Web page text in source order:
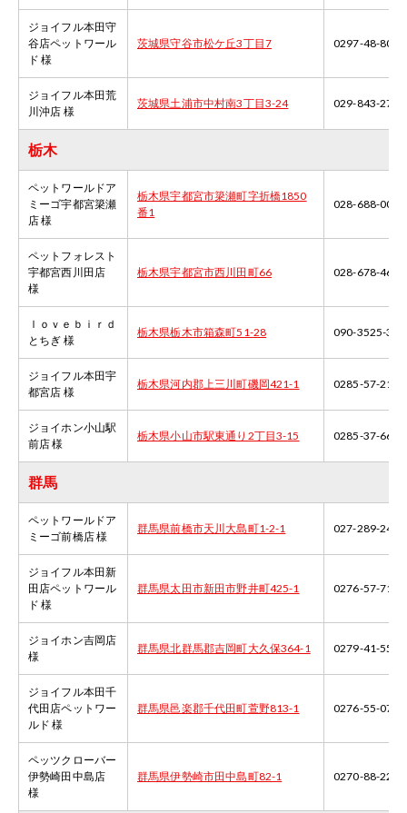
ジョイフル本田守
谷店ペットワール
ド 様
茨城県守谷市松ケ丘3丁目7 0297-48-8020
ジョイフル本田荒
川沖店 様
茨城県土浦市中村南3丁目3-24 029-843-2789
栃木
ペットワールドア
ミーゴ宇都宮簗瀬
店 様
栃木県宇都宮市簗瀬町字折橋1850
番1
028-688-0026
ペットフォレスト
宇都宮西川田店
様
栃木県宇都宮市西川田町66 028-678-4661
ｌｏｖｅｂｉｒｄ
とちぎ 様
栃木県栃木市箱森町51-28 090-3525-
ジョイフル本田宇
都宮店 様
栃木県河内郡上三川町磯岡421-1 0285-57-2111
ジョイホン小山駅
前店 様
栃木県小山市駅東通り2丁目3-15 0285-37-6611
群馬
ペットワールドア
ミーゴ前橋店 様
群馬県前橋市天川大島町1-2-1 027-289-2435
ジョイフル本田新
田店ペットワール
ド 様
群馬県太田市新田市野井町425-1 0276-57-7100
ジョイホン吉岡店
様
群馬県北群馬郡吉岡町大久保364-1 0279-41-5588
ジョイフル本田千
代田店ペットワー
ルド 様
群馬県邑楽郡千代田町萱野813-1 0276-55-0700
ペッツクローバー
伊勢崎田中島店
様
群馬県伊勢崎市田中島町82-1 0270-88-2211